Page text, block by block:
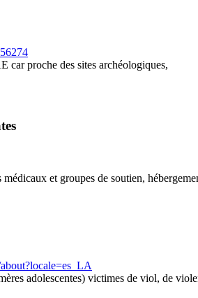
car proche des sites archéologiques,
et groupes de soutien,
adolescentes) victimes de viol, de